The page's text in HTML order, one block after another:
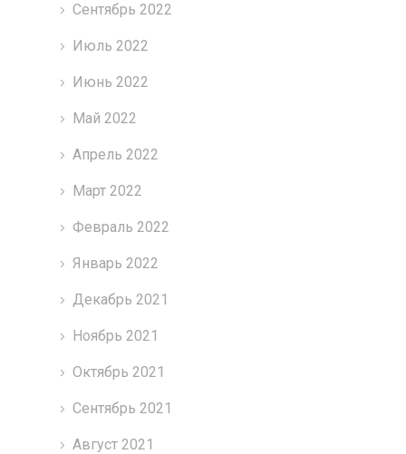
Сентябрь 2022
Июль 2022
Июнь 2022
Май 2022
Апрель 2022
Март 2022
Февраль 2022
Январь 2022
Декабрь 2021
Ноябрь 2021
Октябрь 2021
Сентябрь 2021
Август 2021